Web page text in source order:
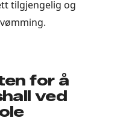
tilgjengelig og
for å
ved